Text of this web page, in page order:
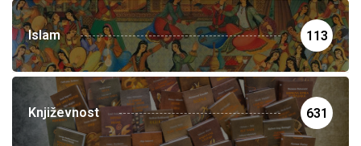
Islam 113
Književnost 631